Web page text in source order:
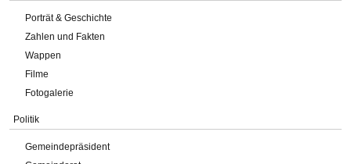
Porträt & Geschichte
Zahlen und Fakten
Wappen
Filme
Fotogalerie
Politik
Gemeindepräsident